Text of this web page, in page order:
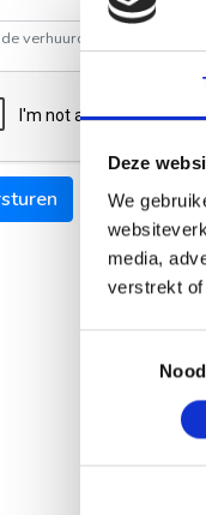
Deze
We
media,
verstrekt
verhuurder contact met u